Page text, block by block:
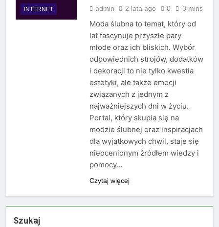
INTERNET admin 2 lata ago 0 3 mins
Moda ślubna to temat, który od
lat fascynuje przyszłe pary
młode oraz ich bliskich. Wybór
odpowiednich strojów, dodatków
i dekoracji to nie tylko kwestia
estetyki, ale także emocji
związanych z jednym z
najważniejszych dni w życiu.
Portal, który skupia się na
modzie ślubnej oraz inspiracjach
dla wyjątkowych chwil, staje się
nieocenionym źródłem wiedzy i
pomocy…
Czytaj więcej
Szukaj